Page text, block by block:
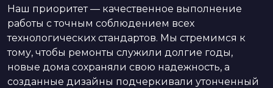
Наш приоритет — качественное выполнение
работы с точным соблюдением всех
технологических стандартов. Мы стремимся к
тому, чтобы ремонты служили долгие годы,
новые дома сохраняли свою надежность, а
созданные дизайны подчеркивали утонченный